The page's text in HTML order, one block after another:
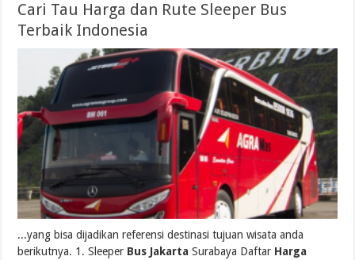
Cari Tau Harga dan Rute Sleeper Bus
Terbaik Indonesia
...yang bisa dijadikan referensi destinasi tujuan wisata anda
berikutnya. 1. Sleeper Bus Jakarta Surabaya Daftar Harga